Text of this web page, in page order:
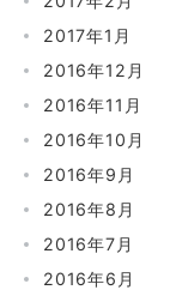
2017年1月
2016年12月
2016年11月
2016年10月
2016年9月
2016年8月
2016年7月
2016年6月